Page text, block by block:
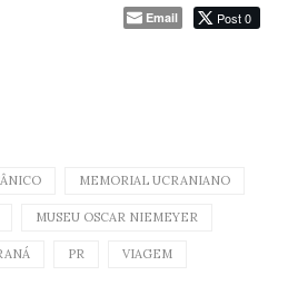
Email Post 0
MEMORIAL UCRANIANO
MUSEU OSCAR NIEMEYER
PR VIAGEM